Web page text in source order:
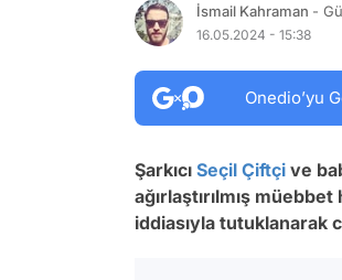
İsmail Kahraman -
16.05.2024 - 15:38
Onedio’yu
Şarkıcı Seçil Çiftçi ve
ağırlaştırılmış
iddiasıyla tutuklanarak